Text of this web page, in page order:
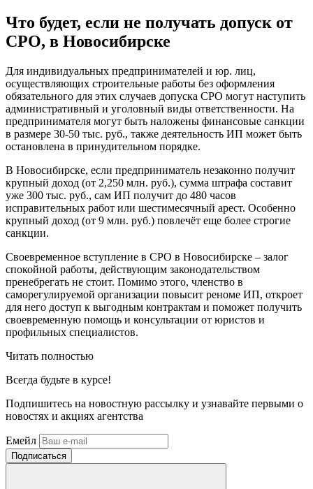
Что будет, если не получать допуск от
СРО, в Новосибирске
Для индивидуальных предпринимателей и юр. лиц,
осуществляющих строительные работы без оформления
обязательного для этих случаев допуска СРО могут наступить
административный и уголовный виды ответственности. На
предпринимателя могут быть наложены финансовые санкции
в размере 30-50 тыс. руб., также деятельность ИП может быть
остановлена в принудительном порядке.
В Новосибирске, если предприниматель незаконно получит
крупный доход (от 2,250 млн. руб.), сумма штрафа составит
уже 300 тыс. руб., сам ИП получит до 480 часов
исправительных работ или шестимесячный арест. Особенно
крупный доход (от 9 млн. руб.) повлечёт еще более строгие
санкции.
Своевременное вступление в СРО в Новосибирске – залог
спокойной работы, действующим законодательством
пренебрегать не стоит. Помимо этого, членство в
саморегулируемой организации повысит реноме ИП, откроет
для него доступ к выгодным контрактам и поможет получить
своевременную помощь и консультации от юристов и
профильных специалистов.
Читать полностью
Всегда будьте в курсе!
Подпишитесь на новостную рассылку и узнавайте первыми о
новостях и акциях агентства
Емейл